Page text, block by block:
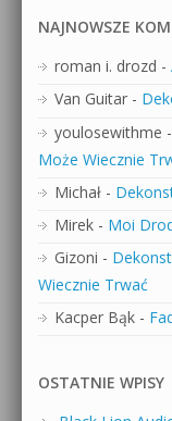
NAJNOWSZE
roman i. drozd -
Van Guitar -
youlosewithme -
Może Wiecznie
Michał -
Mirek - Moi
Gizoni -
Wiecznie Trwać
Kacper Bąk -
OSTATNIE WPISY